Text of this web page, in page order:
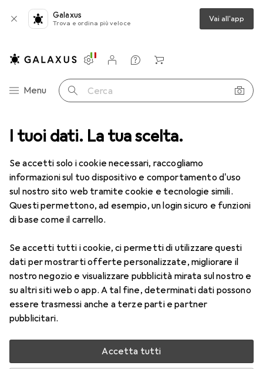
I tuoi dati. La tua scelta.
Se accetti solo i cookie necessari, raccogliamo
informazioni sul tuo dispositivo e comportamento d'uso
sul nostro sito web tramite cookie e tecnologie simili.
Questi permettono, ad esempio, un login sicuro e funzioni
di base come il carrello.
Se accetti tutti i cookie, ci permetti di utilizzare questi
dati per mostrarti offerte personalizzate, migliorare il
nostro negozio e visualizzare pubblicità mirata sul nostro e
su altri siti web o app. A tal fine, determinati dati possono
essere trasmessi anche a terze parti e partner
pubblicitari.
Accetta tutti
Galaxus
Trova e ordina più veloce Vai all'app
Categoria Navigazione
Menu Cerca
Impostazioni
Conto cliente
Liste di confronto
Liste dei desideri
Carrello
Lenti a contatto Air Optix più HydraGlyde per l'astigmatismo
1 Immagine
Air Optix più HydraGlyde per
-2, Obiettivo mensile, 6 pz., Torico
Prezzo in EUR IVA incl.
EUR
55,82 EUR
9,31/1pz.
Consegna tra lun, 17/8 e mer, 19/8